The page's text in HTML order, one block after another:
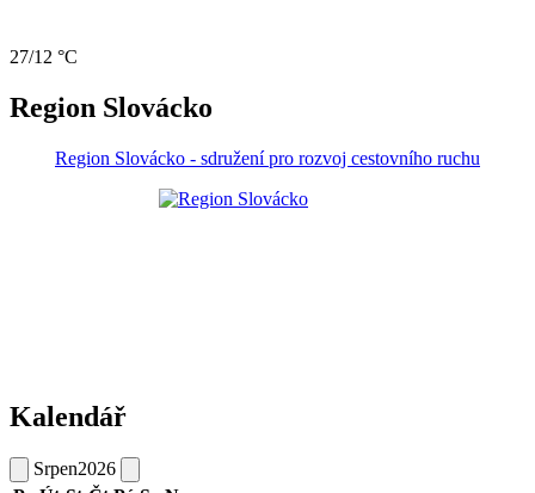
27/12 °C
Region Slovácko
Region Slovácko - sdružení pro rozvoj cestovního ruchu
Kalendář
Srpen2026